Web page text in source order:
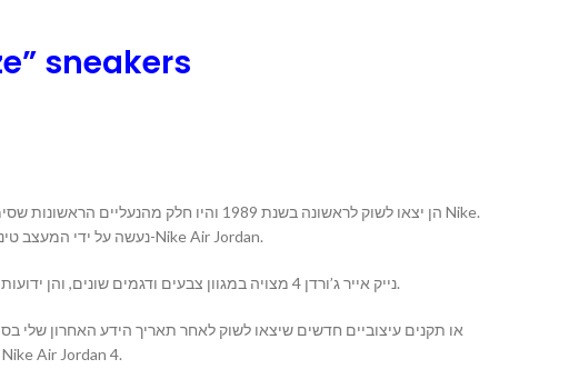
sneakers
עיצובן של ה-Jordan 4 נעשה על ידי המעצב טינקר הטינקר האטפילד, והן זכו להערכה מרובה על ידי אוהבי נעליים ומעריצי ה-Nike Air Jordan.
נייק אייר ג’ורדן 4 מצויה במגוון צבעים ודגמים שונים, והן ידועות בעיצובן האיכותי והמרשים. הן משלבות בין סטייל אופנתי לבין פונקציונליות בצורה מושלמת, ועשויות מחומרים איכותיים.
בעולם ואצנו הדגמים המרהיבים והמיוחדים שלהם והעדכנית ביותר של נעלי Nike Air Jordan 4.